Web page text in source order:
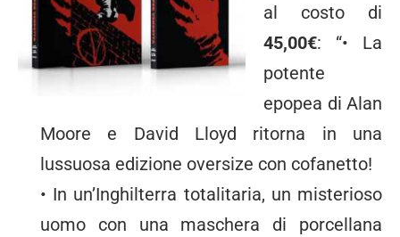
al costo di
45,00€: “• La
potente
epopea di Alan
Moore e David Lloyd ritorna in una
lussuosa edizione oversize con cofanetto!
• In un’Inghilterra totalitaria, un misterioso
uomo con una maschera di porcellana